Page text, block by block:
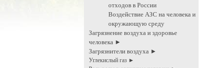
отходов в России
Воздействие АЗС на человека и
окружающую среду
Загрязнение воздуха и здоровье
человека ►
Загрязнители воздуха ►
Углекислый газ ►